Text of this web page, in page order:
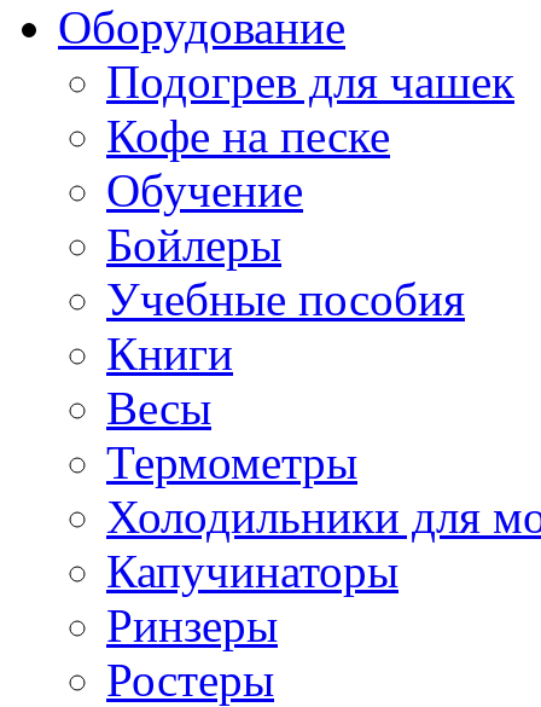
Оборудование
Подогрев для чашек
Кофе на песке
Обучение
Бойлеры
Учебные пособия
Книги
Весы
Термометры
Холодильники для
Капучинаторы
Ринзеры
Ростеры